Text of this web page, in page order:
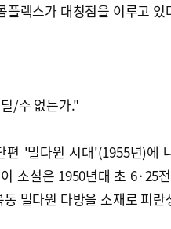
플렉스가 대칭점을 이루고
/수 없는가."
편 '밀다원 시대'(1955년)에
소설은 1950년대 초 6·25
밀다원 다방을 소재로 피